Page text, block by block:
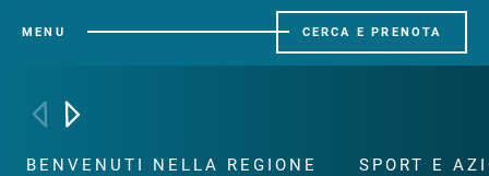
MENU CERCA E PRENOTA
BENVENUTI NELLA REGIONE
SPORT E